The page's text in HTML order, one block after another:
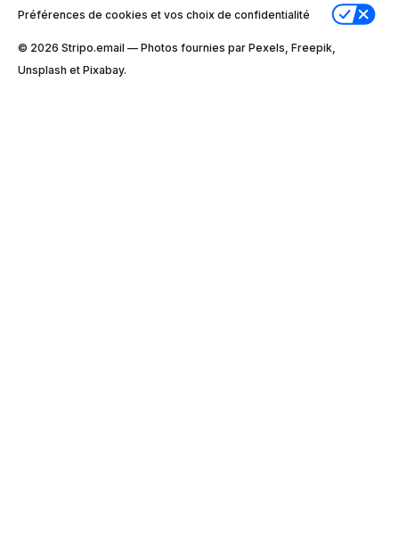
Préférences de cookies et vos choix de confidentialité
© 2026 Stripо.email — Photos fournies par Pexels, Freepik,
Unsplash et Pixabay.